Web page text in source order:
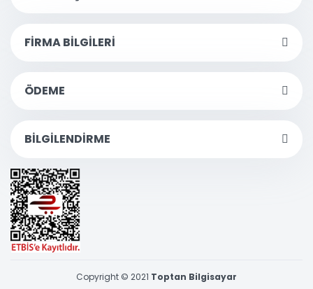
FİRMA BİLGİLERİ
ÖDEME
BİLGİLENDİRME
Copyright © 2021 Toptan Bilgisayar